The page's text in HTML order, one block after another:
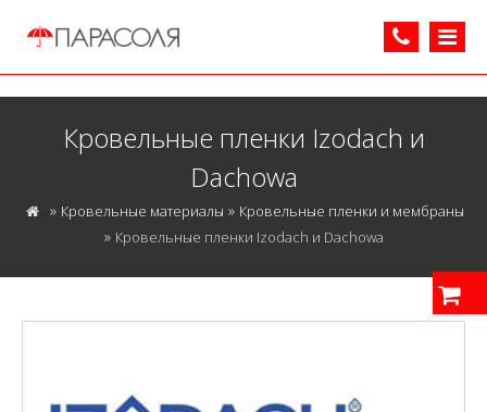
Кровельные пленки Izodach и
Dachowa
» Кровельные материалы » Кровельные пленки и мембраны
» Кровельные пленки Izodach и Dachowa